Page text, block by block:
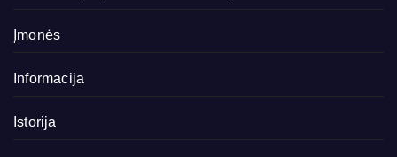
Įmonės
Informacija
Istorija